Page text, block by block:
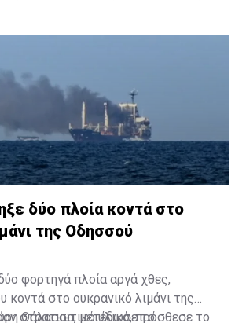
οι έρευνες δείχνουν ότι
κυρίως από γυναίκες μεγαλύτερης
εμφανίζονται πιο
κυρίως ζητήματα
προσωπικής ασφάλειας.
αλλαγή στις συνήθειες των
των κινητών τηλεφώνων και
δύο πλοία κοντά στο
της Οδησσού
φορτηγά πλοία αργά χθες,
κοντά στο ουκρανικό λιμάνι της
Θάλασσα, μετέδωσε το
στρατιωτικό υλικό, πρόσθεσε το